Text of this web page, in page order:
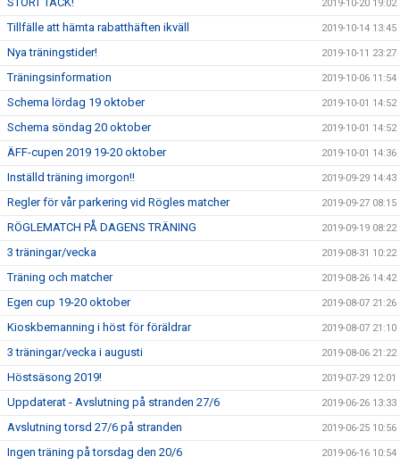
2019-10-20 19:02
Tillfälle att hämta rabatthäften ikväll 2019-10-14 13:45
Nya träningstider! 2019-10-11 23:27
Träningsinformation 2019-10-06 11:54
Schema lördag 19 oktober 2019-10-01 14:52
Schema söndag 20 oktober 2019-10-01 14:52
ÄFF-cupen 2019 19-20 oktober 2019-10-01 14:36
Inställd träning imorgon!! 2019-09-29 14:43
Regler för vår parkering vid Rögles matcher 2019-09-27 08:15
RÖGLEMATCH PÅ DAGENS TRÄNING 2019-09-19 08:22
3 träningar/vecka 2019-08-31 10:22
Träning och matcher 2019-08-26 14:42
Egen cup 19-20 oktober 2019-08-07 21:26
Kioskbemanning i höst för föräldrar 2019-08-07 21:10
3 träningar/vecka i augusti 2019-08-06 21:22
Höstsäsong 2019! 2019-07-29 12:01
Uppdaterat - Avslutning på stranden 27/6 2019-06-26 13:33
Avslutning torsd 27/6 på stranden 2019-06-25 10:56
Ingen träning på torsdag den 20/6 2019-06-16 10:54